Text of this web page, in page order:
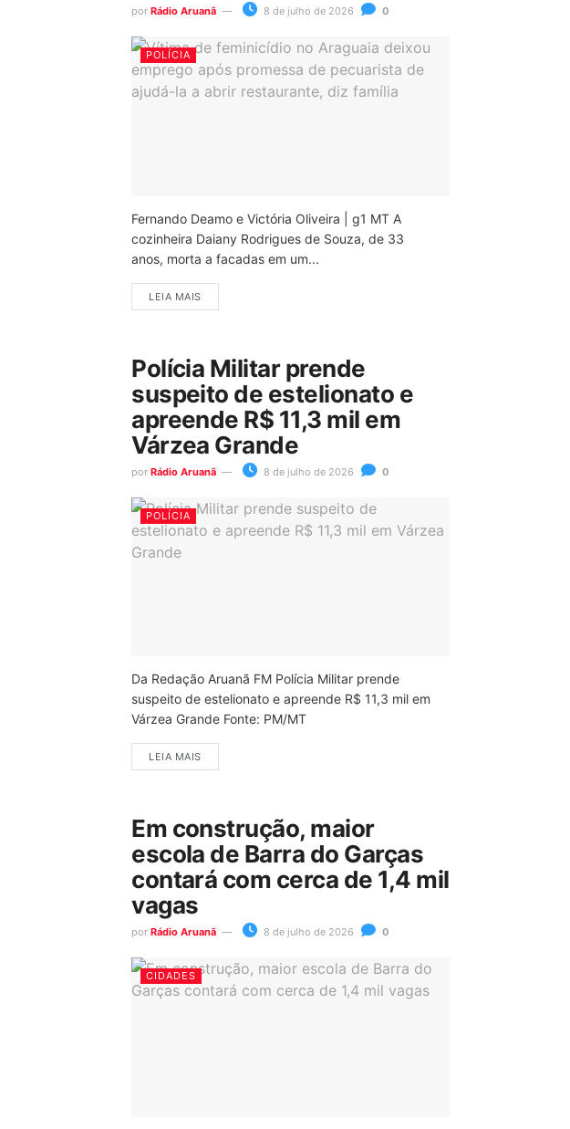
por Rádio Aruanã 8 de julho de 2026 0
POLÍCIA
Fernando Deamo e Victória Oliveira | g1 MT A
cozinheira Daiany Rodrigues de Souza, de 33
anos, morta a facadas em um...
LEIA MAIS
Polícia Militar prende
suspeito de estelionato e
apreende R$ 11,3 mil em
Várzea Grande
por Rádio Aruanã 8 de julho de 2026 0
POLÍCIA
Da Redação Aruanã FM Polícia Militar prende
suspeito de estelionato e apreende R$ 11,3 mil em
Várzea Grande Fonte: PM/MT
LEIA MAIS
Em construção, maior
escola de Barra do Garças
contará com cerca de 1,4 mil
vagas
por Rádio Aruanã 8 de julho de 2026 0
CIDADES